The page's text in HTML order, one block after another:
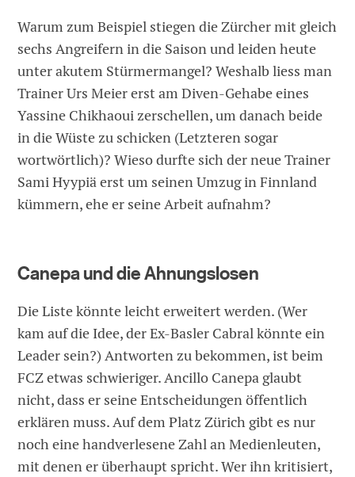
Warum zum Beispiel stiegen die Zürcher mit gleich
sechs Angreifern in die Saison und leiden heute
unter akutem Stürmermangel? Weshalb liess man
Trainer Urs Meier erst am Diven-Gehabe eines
Yassine Chikhaoui zerschellen, um danach beide
in die Wüste zu schicken (Letzteren sogar
wortwörtlich)? Wieso durfte sich der neue Trainer
Sami Hyypiä erst um seinen Umzug in Finnland
kümmern, ehe er seine Arbeit aufnahm?
Canepa und die Ahnungslosen
Die Liste könnte leicht erweitert werden. (Wer
kam auf die Idee, der Ex-Basler Cabral könnte ein
Leader sein?) Antworten zu bekommen, ist beim
FCZ etwas schwieriger. Ancillo Canepa glaubt
nicht, dass er seine Entscheidungen öffentlich
erklären muss. Auf dem Platz Zürich gibt es nur
noch eine handverlesene Zahl an Medienleuten,
mit denen er überhaupt spricht. Wer ihn kritisiert,